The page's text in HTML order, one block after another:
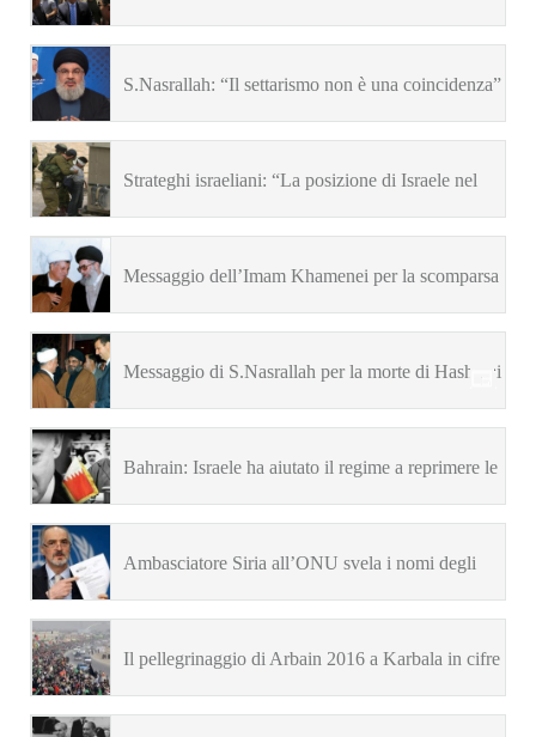
S.Nasrallah: “Il settarismo non è una coincidenza”
Strateghi israeliani: “La posizione di Israele nel
Messaggio dell’Imam Khamenei per la scomparsa
Messaggio di S.Nasrallah per la morte di Hashemi
Bahrain: Israele ha aiutato il regime a reprimere le
Ambasciatore Siria all’ONU svela i nomi degli
Il pellegrinaggio di Arbain 2016 a Karbala in cifre